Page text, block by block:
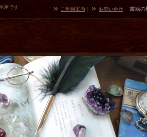
屋です ご利用案内 ｜ お問い合せ 書籍の